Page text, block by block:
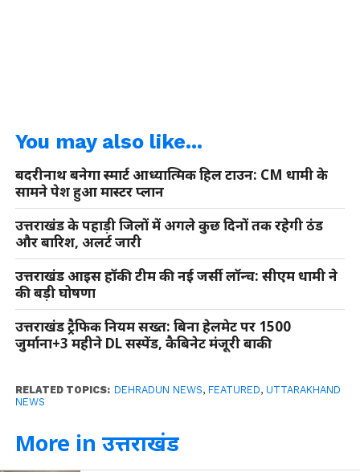
You may also like...
बदरीनाथ बनेगा स्मार्ट आध्यात्मिक हिल टाउन: CM धामी के
सामने पेश हुआ मास्टर प्लान
उत्तराखंड के पहाड़ी जिलों में अगले कुछ दिनों तक रहेगी ठंड
और बारिश, अलर्ट जारी
उत्तराखंड आइस हॉकी टीम की नई जर्सी लॉन्च: सीएम धामी ने
की बड़ी घोषणा
उत्तराखंड ट्रैफिक नियम सख्त: बिना हेलमेट पर 1500
जुर्माना+3 महीने DL सस्पेंड, कैबिनेट मंजूरी बाकी
RELATED TOPICS: DEHRADUN NEWS, FEATURED, UTTARAKHAND
NEWS
More in उत्तराखंड